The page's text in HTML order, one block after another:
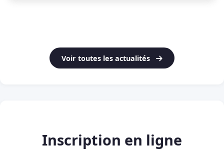
Voir toutes les actualités
Inscription en ligne